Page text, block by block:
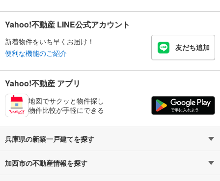
Yahoo!不動産 LINE公式アカウント
新着物件をいち早くお届け！
便利な機能のご紹介
友だち追加
Yahoo!不動産 アプリ
地図でサクッと物件探し
物件比較が手軽にできる
兵庫県の新築一戸建てを探す
路線・駅から探す
加西市の不動産情報を探す